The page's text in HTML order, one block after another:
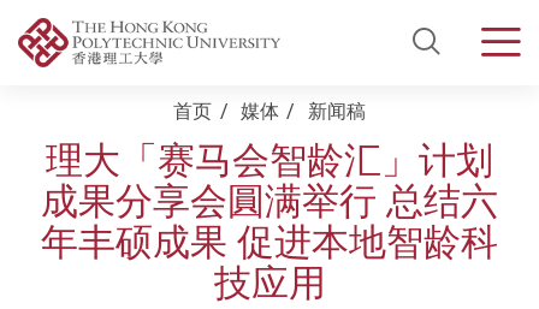
Open
Start main content首页 媒体 新闻稿
理大「赛马会智龄汇」计划
成果分享会圓满举行 总结六
年丰硕成果 促进本地智龄科
技应用